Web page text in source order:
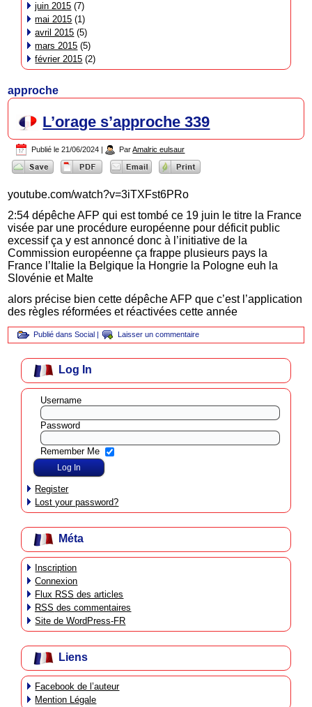
juin 2015 (7)
mai 2015 (1)
avril 2015 (5)
mars 2015 (5)
février 2015 (2)
approche
L’orage s’approche 339
Publié le 21/06/2024 | Par Amalric eulsaur
youtube.com/watch?v=3iTXFst6PRo
2:54 dépêche AFP qui est tombé ce 19 juin le titre la France
visée par une procédure européenne pour déficit public
excessif ça y est annoncé donc à l’initiative de la
Commission européenne ça frappe plusieurs pays la
France l’Italie la Belgique la Hongrie la Pologne euh la
Slovénie et Malte
alors précise bien cette dépêche AFP que c’est l’application
des règles réformées et réactivées cette année
Publié dans Social | Laisser un commentaire
Log In
Username
Password
Remember Me
Register
Lost your password?
Méta
Inscription
Connexion
Flux RSS des articles
RSS des commentaires
Site de WordPress-FR
Liens
Facebook de l’auteur
Mention Légale